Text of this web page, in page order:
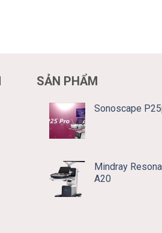
SẢN PHẨM
Sonoscape
Mindray Resona
A20